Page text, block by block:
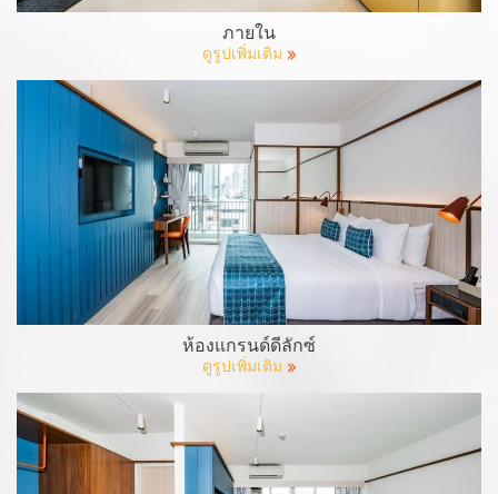
ภายใน
ดูรูปเพิ่มเติม
ห้องแกรนด์ดีลักซ์
ดูรูปเพิ่มเติม